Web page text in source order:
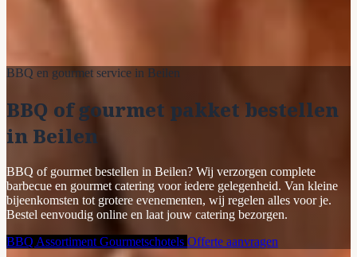
BBQ en gourmet service in Beilen
BBQ of gourmet pakket bestellen
in Beilen
BBQ of gourmet bestellen in Beilen? Wij verzorgen complete
barbecue en gourmet catering voor iedere gelegenheid. Van kleine
bijeenkomsten tot grotere evenementen, wij regelen alles voor je.
Bestel eenvoudig online en laat jouw catering bezorgen.
BBQ Assortiment Gourmetschotels Offerte aanvragen